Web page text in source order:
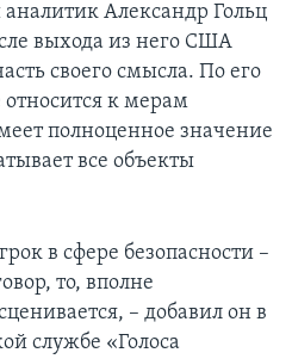
Александр Гольц
выхода из него США
своего смысла. По его
относится к мерам
полноценное значение
все объекты
в сфере безопасности –
то, вполне
– добавил он в
службе «Голоса